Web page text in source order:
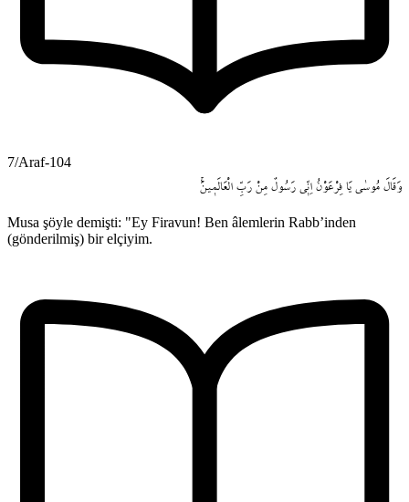
7/Araf-104
وَقَالَ مُوسٰى يَا فِرْعَوْنُ اِنّ۪ي رَسُولٌ مِنْ رَبِّ الْعَالَم۪ينَۚ
Musa şöyle demişti: "Ey Firavun! Ben âlemlerin Rabb’inden
(gönderilmiş) bir elçiyim.